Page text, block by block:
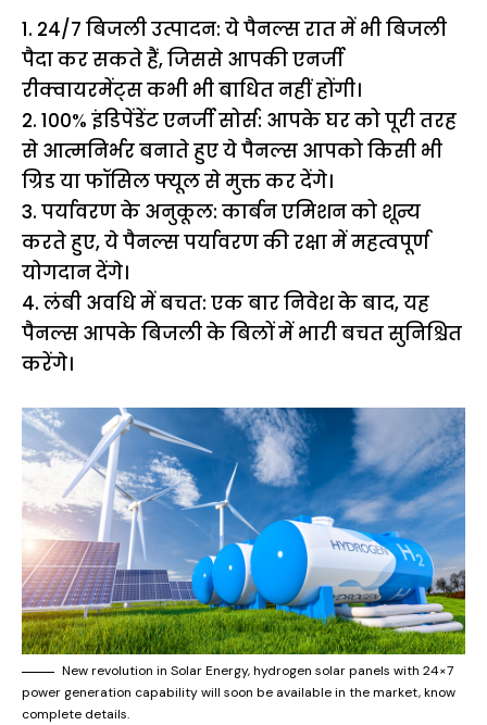
1. 24/7 बिजली उत्पादन: ये पैनल्स रात में भी बिजली
पैदा कर सकते हैं, जिससे आपकी एनर्जी
रीक्वायरमेंट्स कभी भी बाधित नहीं होंगी।
2. 100% इंडिपेंडेंट एनर्जी सोर्स: आपके घर को पूरी तरह
से आत्मनिर्भर बनाते हुए ये पैनल्स आपको किसी भी
ग्रिड या फॉसिल फ्यूल से मुक्त कर देंगे।
3. पर्यावरण के अनुकूल: कार्बन एमिशन को शून्य
करते हुए, ये पैनल्स पर्यावरण की रक्षा में महत्वपूर्ण
योगदान देंगे।
4. लंबी अवधि में बचत: एक बार निवेश के बाद, यह
पैनल्स आपके बिजली के बिलों में भारी बचत सुनिश्चित
करेंगे।
New revolution in Solar Energy, hydrogen solar panels with 24×7
power generation capability will soon be available in the market, know
complete details.